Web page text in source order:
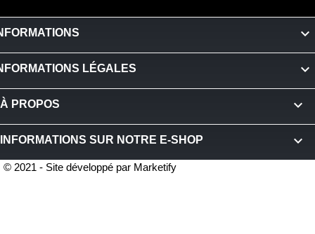

LÉGALES 
À PROPOS 
INFORMATIONS SUR NOTRE E-SHOP keyboard_arrow_down
© 2021 - Site développé par Marketify